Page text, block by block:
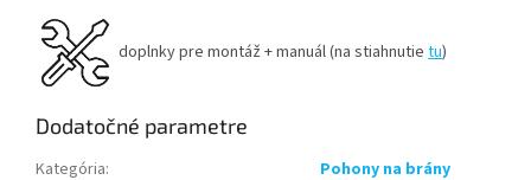
doplnky pre montáž + manuál (na stiahnutie tu)
Dodatočné parametre
Kategória:
Pohony na brány